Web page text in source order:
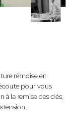
rémoise en
pour vous
à la remise des clés,